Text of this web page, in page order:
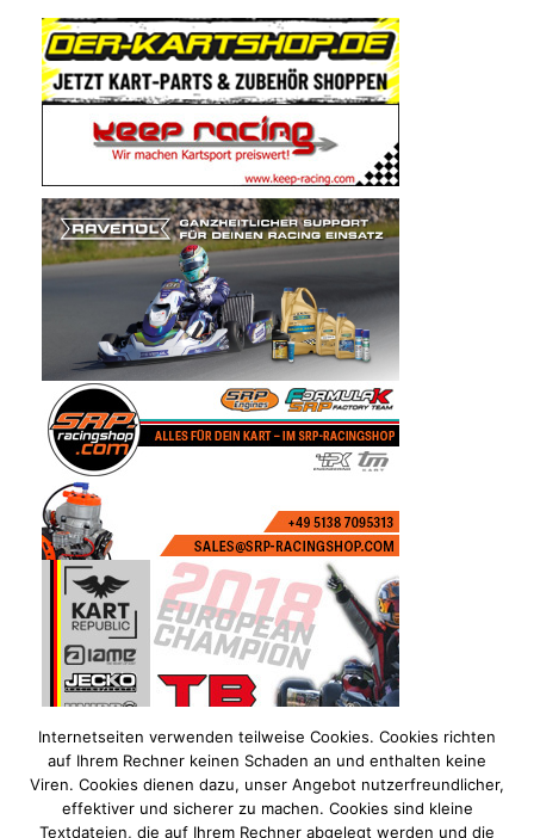
Internetseiten verwenden teilweise Cookies. Cookies richten
auf Ihrem Rechner keinen Schaden an und enthalten keine
Viren. Cookies dienen dazu, unser Angebot nutzerfreundlicher,
effektiver und sicherer zu machen. Cookies sind kleine
Textdateien, die auf Ihrem Rechner abgelegt werden und die